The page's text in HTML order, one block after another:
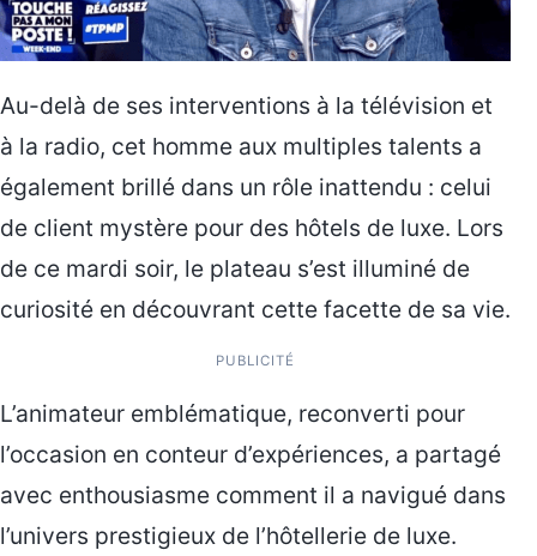
Au-delà de ses interventions à la télévision et
à la radio, cet homme aux multiples talents a
également brillé dans un rôle inattendu : celui
de client mystère pour des hôtels de luxe. Lors
de ce mardi soir, le plateau s’est illuminé de
curiosité en découvrant cette facette de sa vie.
PUBLICITÉ
L’animateur emblématique, reconverti pour
l’occasion en conteur d’expériences, a partagé
avec enthousiasme comment il a navigué dans
l’univers prestigieux de l’hôtellerie de luxe.